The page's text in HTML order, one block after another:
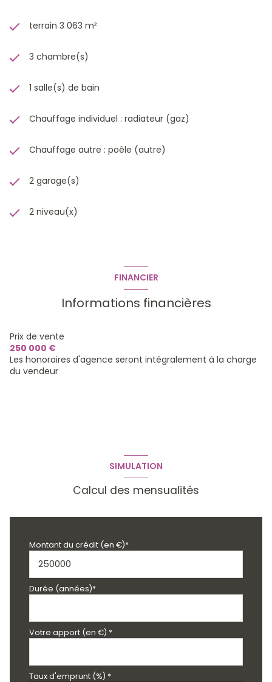
terrain 3 063 m²
3 chambre(s)
1 salle(s) de bain
Chauffage individuel : radiateur (gaz)
Chauffage autre : poêle (autre)
2 garage(s)
2 niveau(x)
FINANCIER
Informations financières
Prix de vente
250 000 €
Les honoraires d'agence seront intégralement à la charge
du vendeur
SIMULATION
Calcul des mensualités
Montant du crédit (en €)*
Durée (années)*
Votre apport (en €) *
Taux d'emprunt (%) *